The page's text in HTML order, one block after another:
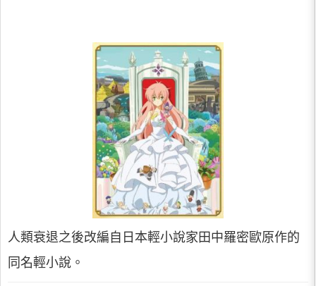
人類衰退之後改編自日本輕小說家田中羅密歐原作的
同名輕小說。